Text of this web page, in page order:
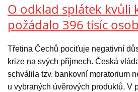
O odklad splátek kvůli
požádalo 396 tisíc
Třetina Čechů pociťuje negativní
krize na svých příjmech. Česká
schválila tzv. bankovní moratorium
u vybraných úvěrových produktů. V